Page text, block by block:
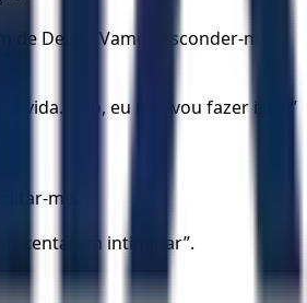
Deus. “Vamos esconder-nos
vida. Não, eu não vou fazer isso!”
me.
tentaram intimidar”.